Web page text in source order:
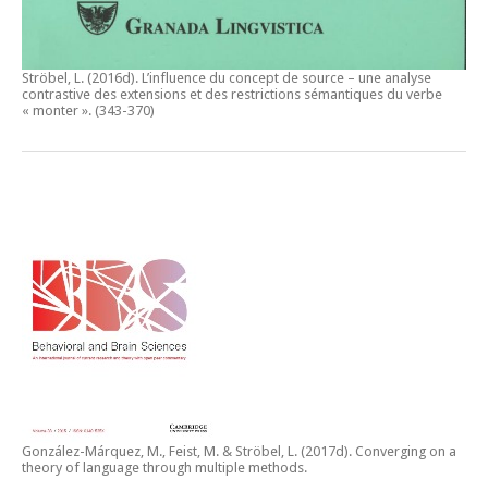
Ströbel, L. (2016d). L’influence du concept de source – une analyse
contrastive des extensions et des restrictions sémantiques du verbe
« monter ». (343-370)
González-Márquez, M., Feist, M. & Ströbel, L. (2017d). Converging on a
theory of language through multiple methods.